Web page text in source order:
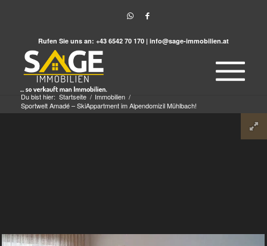
Rufen Sie uns an: +43 6542 70 170 | info@sage-immobilien.at
Du bist hier: Startseite / Immobilien /
Sportwelt Amadé – SkiAppartment im Alpendomizil Mühlbach!